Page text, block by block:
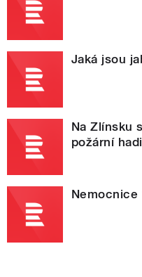
Jaká jsou
Na Zlínsku
požární
Nemocnice